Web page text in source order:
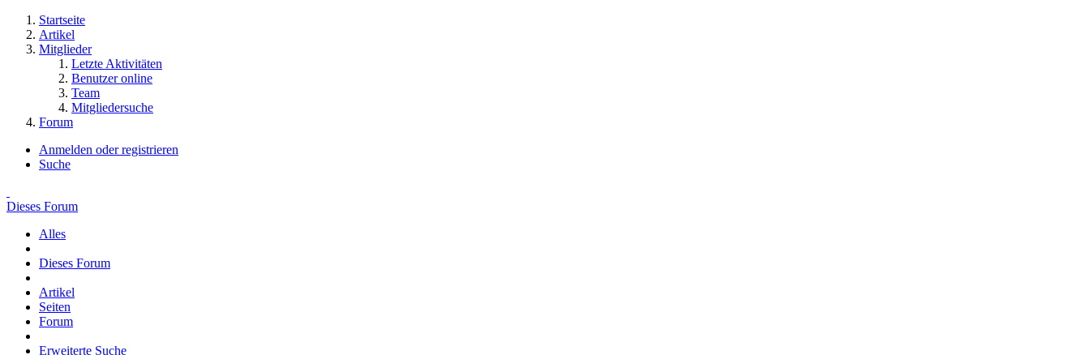
Startseite
Artikel
Mitglieder
Letzte Aktivitäten
Benutzer online
Team
Mitgliedersuche
Forum
Anmelden oder registrieren
Suche
Dieses Forum
Alles
Dieses Forum
Artikel
Seiten
Forum
Erweiterte Suche